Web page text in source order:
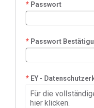
Passwort
Passwort
EY -
Für die
hier klicken.